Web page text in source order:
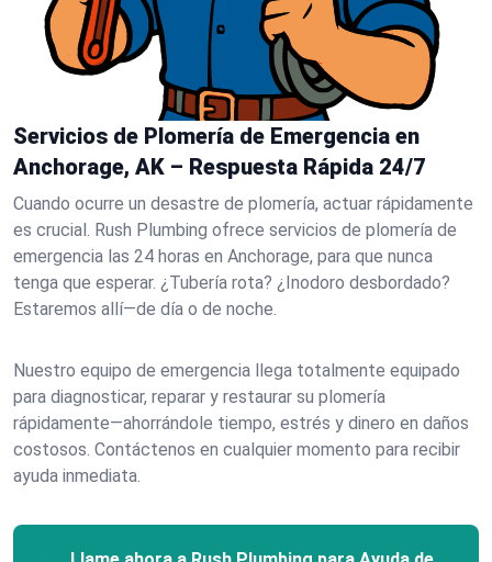
Servicios de Plomería de Emergencia en
Anchorage, AK – Respuesta Rápida 24/7
Cuando ocurre un desastre de plomería, actuar rápidamente
es crucial. Rush Plumbing ofrece servicios de plomería de
emergencia las 24 horas en Anchorage, para que nunca
tenga que esperar. ¿Tubería rota? ¿Inodoro desbordado?
Estaremos allí—de día o de noche.
Nuestro equipo de emergencia llega totalmente equipado
para diagnosticar, reparar y restaurar su plomería
rápidamente—ahorrándole tiempo, estrés y dinero en daños
costosos. Contáctenos en cualquier momento para recibir
ayuda inmediata.